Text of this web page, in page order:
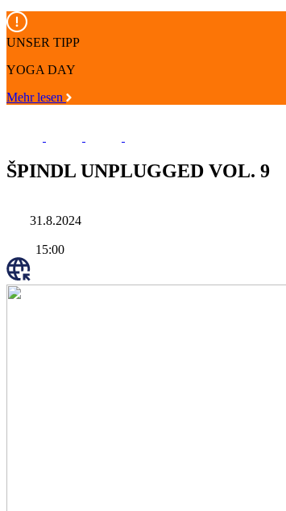
UNSER TIPP
YOGA DAY
Mehr lesen
ŠPINDL UNPLUGGED VOL. 9
31.8.2024
15:00